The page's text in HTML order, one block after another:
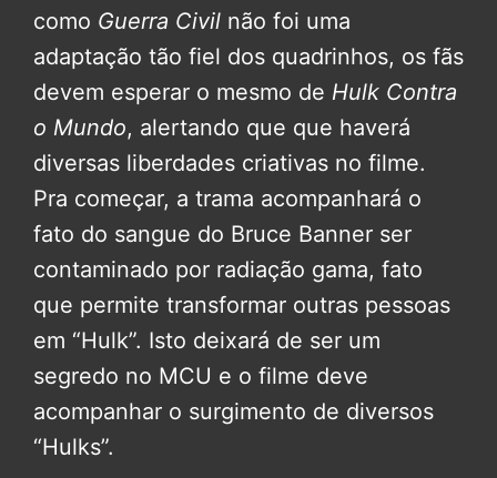
como Guerra Civil não foi uma
adaptação tão fiel dos quadrinhos, os fãs
devem esperar o mesmo de Hulk Contra
o Mundo, alertando que que haverá
diversas liberdades criativas no filme.
Pra começar, a trama acompanhará o
fato do sangue do Bruce Banner ser
contaminado por radiação gama, fato
que permite transformar outras pessoas
em “Hulk”. Isto deixará de ser um
segredo no MCU e o filme deve
acompanhar o surgimento de diversos
“Hulks”.